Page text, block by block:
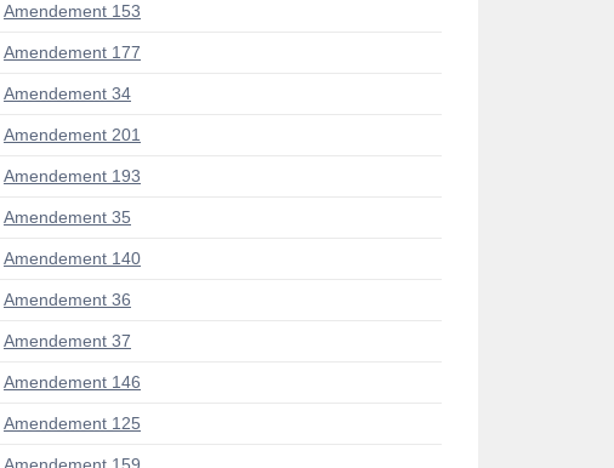
Amendement 153
Amendement 177
Amendement 34
Amendement 201
Amendement 193
Amendement 35
Amendement 140
Amendement 36
Amendement 37
Amendement 146
Amendement 125